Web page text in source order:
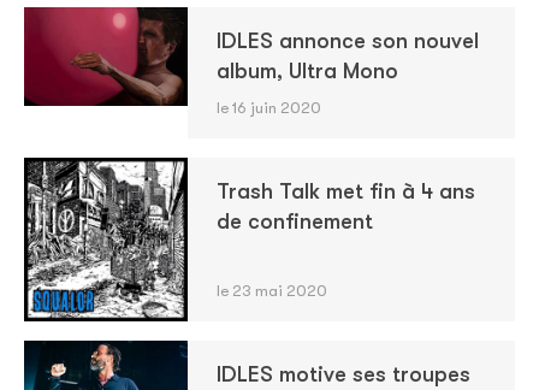
IDLES annonce son nouvel
album, Ultra Mono
le 16 juin 2020
Trash Talk met fin à 4 ans
de confinement
le 23 mai 2020
IDLES motive ses troupes